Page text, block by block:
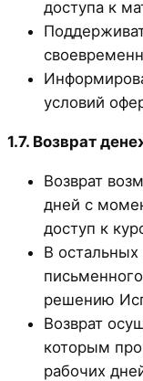
доступа к
условий
1.7. Возврат
Возврат
дней с
доступ к
В
решению
Возврат
которым
рабочих